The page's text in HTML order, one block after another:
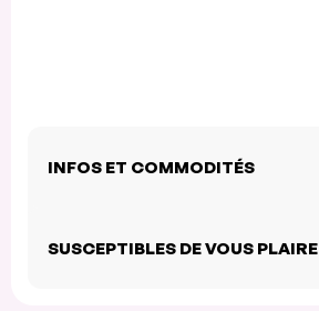
INFOS ET COMMODITÉS
SUSCEPTIBLES DE VOUS PLAIRE